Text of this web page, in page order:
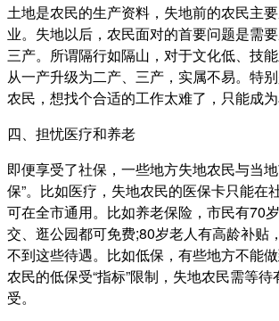
土地是农民的生产资料，失地前的农民主
业。失地以后，农民面对的首要问题是需
三产。所谓隔行如隔山，对于文化低、技
从一产升级为二产、三产，实属不易。特
农民，想找个合适的工作太难了，只能成为
四、担忧医疗和养老
即便享受了社保，一些地方失地农民与当地
保”。比如医疗，失地农民的医保卡只能在
可在全市通用。比如养老保险，市民有70
交、逛公园都可免费;80岁老人有高龄补贴
不到这些待遇。比如低保，有些地方不能
农民的低保受“指标”限制，失地农民需等
受。